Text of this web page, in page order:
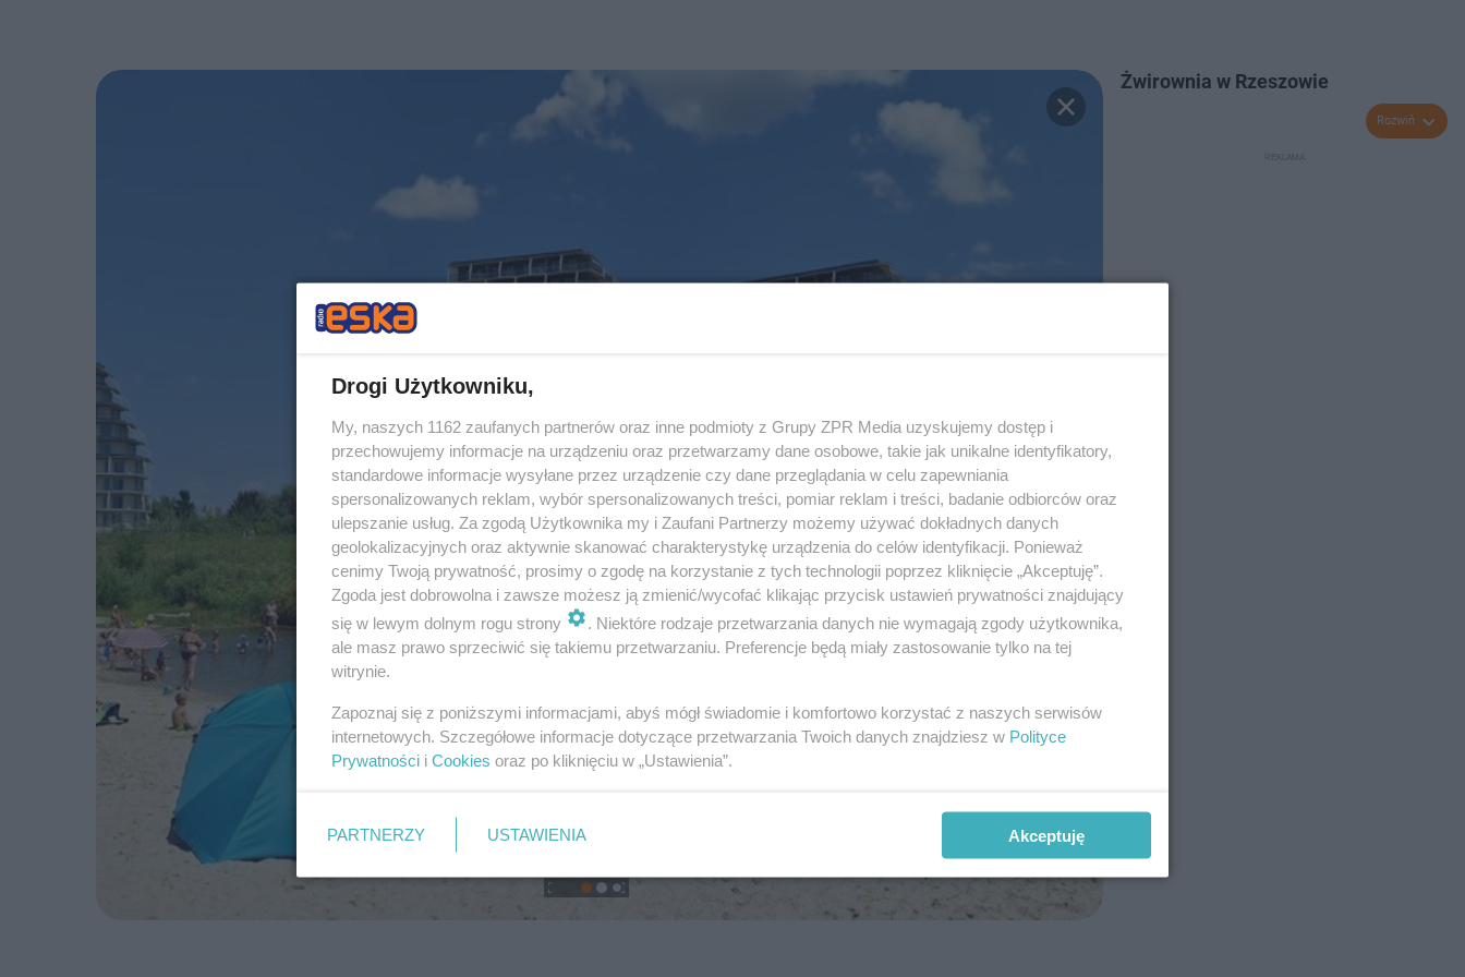
Żwirownia w Rzeszowie
Rozwiń
Drogi Użytkowniku,
My, naszych 1162 zaufanych partnerów oraz inne podmioty z Grupy ZPR Media uzyskujemy dostęp i
przechowujemy informacje na urządzeniu oraz przetwarzamy dane osobowe, takie jak unikalne identyfikatory,
standardowe informacje wysyłane przez urządzenie czy dane przeglądania w celu zapewniania
spersonalizowanych reklam, wybór spersonalizowanych treści, pomiar reklam i treści, badanie odbiorców oraz
ulepszanie usług. Za zgodą Użytkownika my i Zaufani Partnerzy możemy używać dokładnych danych
geolokalizacyjnych oraz aktywnie skanować charakterystykę urządzenia do celów identyfikacji. Ponieważ
cenimy Twoją prywatność, prosimy o zgodę na korzystanie z tych technologii poprzez kliknięcie „Akceptuję”.
Zgoda jest dobrowolna i zawsze możesz ją zmienić/wycofać klikając przycisk ustawień prywatności znajdujący
się w lewym dolnym rogu strony
. Niektóre rodzaje przetwarzania danych nie wymagają zgody użytkownika,
ale masz prawo sprzeciwić się takiemu przetwarzaniu. Preferencje będą miały zastosowanie tylko na tej
witrynie.
Zapoznaj się z poniższymi informacjami, abyś mógł świadomie i komfortowo korzystać z naszych serwisów
internetowych. Szczegółowe informacje dotyczące przetwarzania Twoich danych znajdziesz w Polityce
Prywatności i Cookies oraz po kliknięciu w „Ustawienia”.
PARTNERZY USTAWIENIA Akceptuję